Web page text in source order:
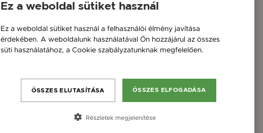
Ez a weboldal sütiket használ
Ez a weboldal sütiket használ a felhasználói élmény javítása
érdekében. A weboldalunk használatával Ön hozzájárul az összes
süti használatához, a Cookie szabályzatunknak megfelelően.
ÖSSZES ELFOGADÁSA
ÖSSZES ELUTASÍTÁSA
Részletek megjelenítése